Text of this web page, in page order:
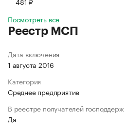
Посмотреть все
Реестр МСП
Дата включения
1 августа 2016
Категория
Среднее предприятие
В реестре получателей
Да